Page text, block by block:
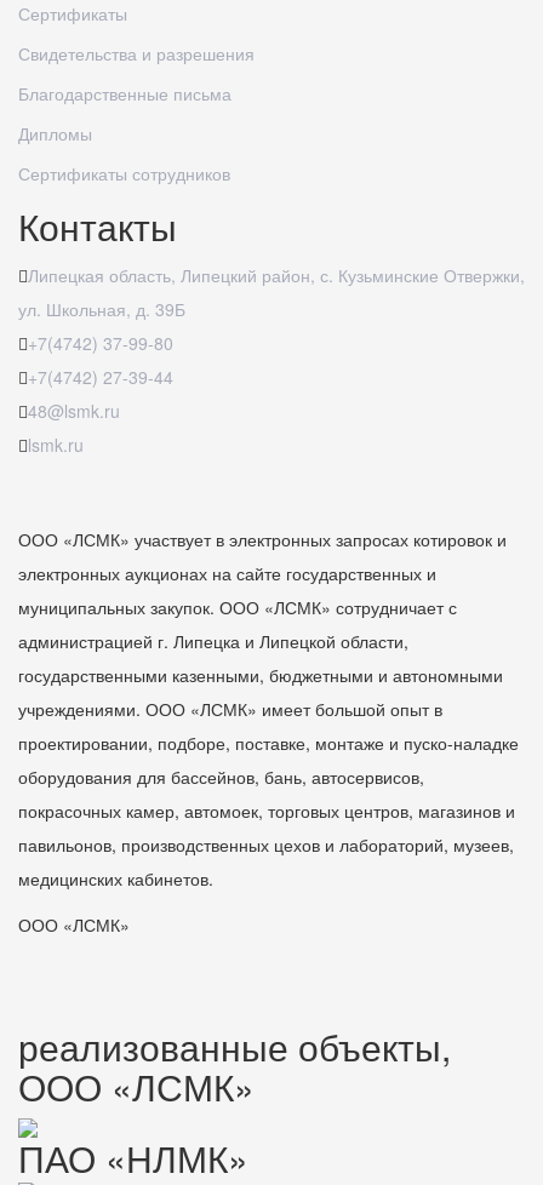
Сертификаты
Свидетельства и разрешения
Благодарственные письма
Дипломы
Сертификаты сотрудников
Контакты
Липецкая область, Липецкий район, с. Кузьминские Отвержки,
ул. Школьная, д. 39Б
+7(4742) 37-99-80
+7(4742) 27-39-44
48@lsmk.ru
lsmk.ru
ООО «ЛСМК» участвует в электронных запросах котировок и
электронных аукционах на сайте государственных и
муниципальных закупок. ООО «ЛСМК» сотрудничает с
администрацией г. Липецка и Липецкой области,
государственными казенными, бюджетными и автономными
учреждениями. ООО «ЛСМК» имеет большой опыт в
проектировании, подборе, поставке, монтаже и пуско-наладке
оборудования для бассейнов, бань, автосервисов,
покрасочных камер, автомоек, торговых центров, магазинов и
павильонов, производственных цехов и лабораторий, музеев,
медицинских кабинетов.
ООО «ЛСМК»
реализованные объекты,
ООО «ЛСМК»
ПАО «НЛМК»